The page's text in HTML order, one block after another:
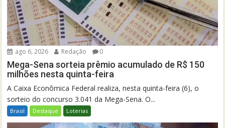
ago 6, 2026 Redação 0
Mega-Sena sorteia prêmio acumulado de R$ 150
milhões nesta quinta-feira
A Caixa Econômica Federal realiza, nesta quinta-feira (6), o
sorteio do concurso 3.041 da Mega-Sena. O...
Brasil Destaque Loterias